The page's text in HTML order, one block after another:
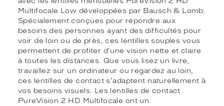
Multifocale Low développées par Bausch & Lomb.
Spécialement conçues pour répondre aux
besoins des personnes ayant des difficultés pour
voir de loin ou de près, ces lentilles souples vous
permettent de profiter d'une vision nette et claire
à toutes les distances. Que vous lisez un livre,
travaillez sur un ordinateur ou regardez au loin,
ces lentilles de contact s'adaptent naturellement à
vos besoins visuels. Les lentilles de contact
PureVision 2 HD Multifocale ont un